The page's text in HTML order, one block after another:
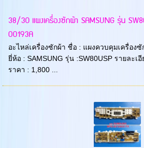
38/30 แผงเครื่องซักผ้า SAMSUNG รุ่น
00193A
อะไหล่เครื่องซักผ้า ชื่อ : แผงควบคุมเครื่องซั
ยี่ห้อ : SAMSUNG รุ่น :SW80USP รายละเ
ราคา : 1,800 ...